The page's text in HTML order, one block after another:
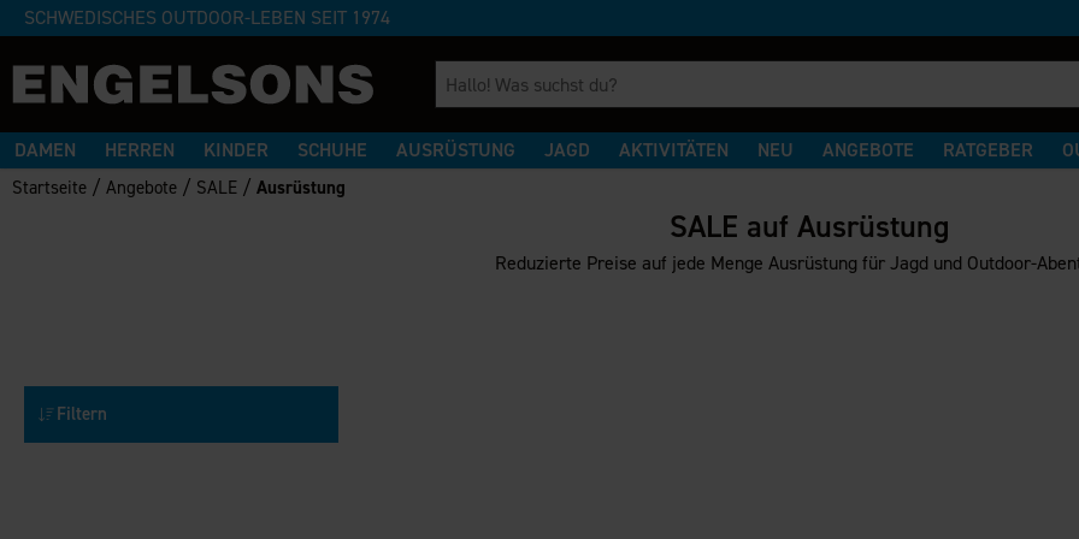
SCHWEDISCHES OUTDOOR-LEBEN SEIT 1974
DAMEN HERREN KINDER SCHUHE AUSRÜSTUNG JAGD AKTIVITÄTEN NEU ANGEBOTE RATGEBER
Startseite /Angebote / SALE /Ausrüstung
SALE auf Ausrüstung
Reduzierte Preise auf jede Menge Ausrüstung für Jagd und Outdoor-
Filtern